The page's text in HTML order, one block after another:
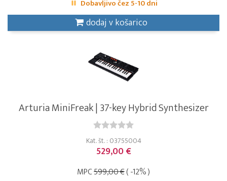
Dobavljivo čez 5-10 dni
dodaj v košarico
Arturia MiniFreak | 37-key Hybrid Synthesizer
Kat. št. : 03755004
529,00 €
MPC599,00 €( -12% )